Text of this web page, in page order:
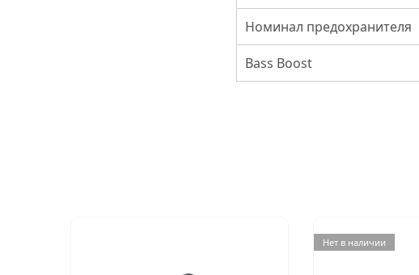
Номинал предохранителя
Bass Boost
Нет в наличии